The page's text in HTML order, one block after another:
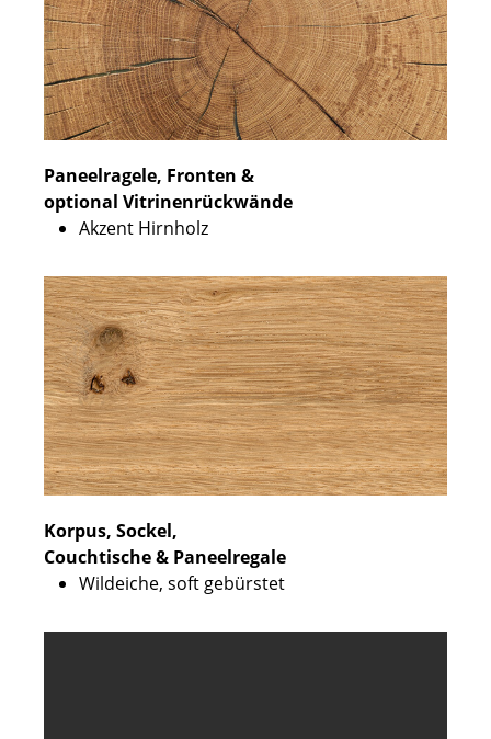
Paneelragele, Fronten &
optional Vitrinenrückwände
Akzent Hirnholz
Korpus, Sockel,
Couchtische & Paneelregale
Wildeiche, soft gebürstet